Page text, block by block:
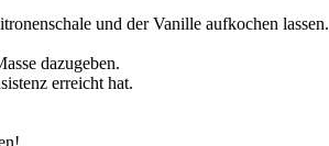
und der Vanille aufkochen lassen.
dazugeben.
erreicht hat.